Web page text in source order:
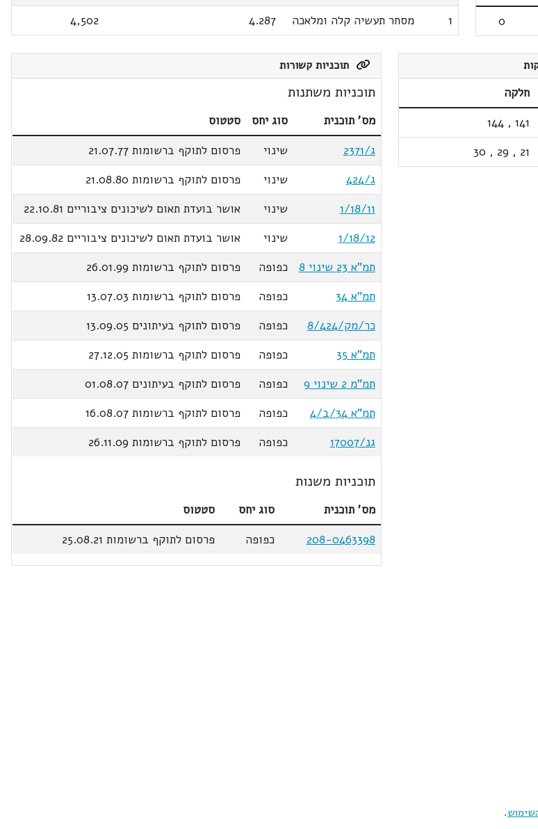
0
1
מסחר תעשיה קלה ומלאכה 4.287
4,502
חלקה
141
,
144
21
,
29
,
30
תוכניות קשורות
תוכניות משתנות
מס' תוכנית סוג יחס
סטטוס
ג/2371
שינוי
פרסום לתוקף ברשומות 21.07.77
ג/424
שינוי
פרסום לתוקף ברשומות 21.08.80
1/18/11
שינוי
אושר בועדת תאום לשיכונים ציבוריים 22.10.81
1/18/12
שינוי
אושר בועדת תאום לשיכונים ציבוריים 28.09.82
תמ"א 23 שינוי 8
כפופה
פרסום לתוקף ברשומות 26.01.99
תמ"א 34
כפופה
פרסום לתוקף ברשומות 13.07.03
כר/מק/8/424
כפופה
פרסום לתוקף בעיתונים 13.09.05
תמ"א 35
כפופה
פרסום לתוקף ברשומות 27.12.05
תמ"מ 2 שינוי 9
כפופה
פרסום לתוקף בעיתונים 01.08.07
תמ"א 34/ב/4
כפופה
פרסום לתוקף ברשומות 16.08.07
גנ/17007
כפופה פרסום לתוקף ברשומות 26.11.09
תוכניות משנות
מס' תוכנית סוג יחס
סטטוס
208-0463398
כפופה פרסום לתוקף ברשומות 25.08.21
.